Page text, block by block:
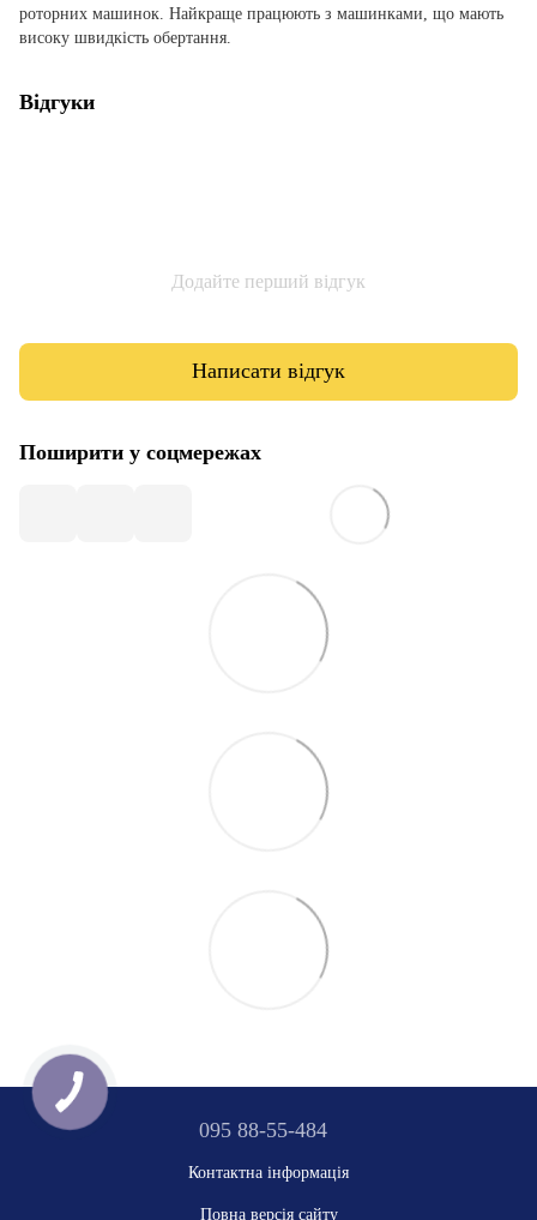
роторних машинок. Найкраще працюють з машинками, що мають
високу швидкість обертання.
Відгуки
Додайте перший відгук
Написати відгук
Поширити у соцмережах
095 88-55-484
Контактна інформація
Повна версія сайту